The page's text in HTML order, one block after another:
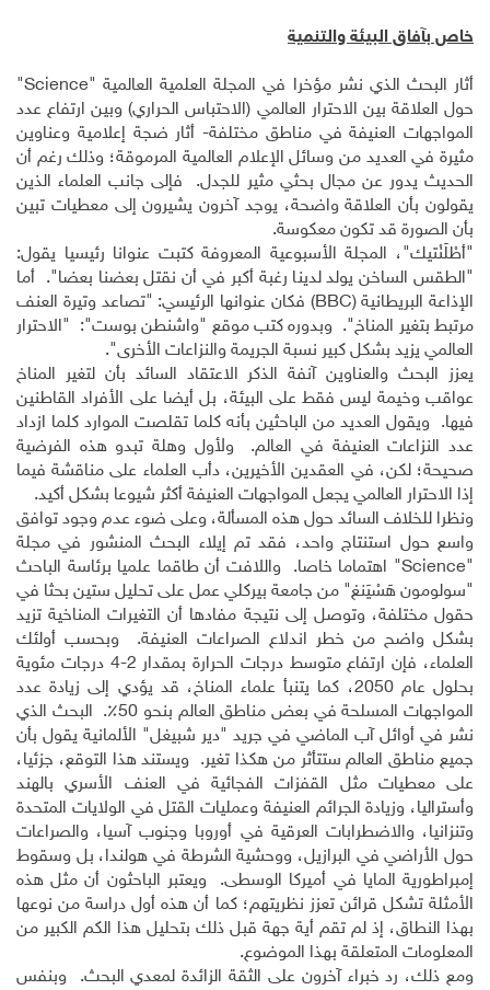
خاص بآفاق البيئة والتنمية
أثار البحث الذي نشر مؤخرا في المجلة العلمية العالمية "Science
"
حول العلاقة بين الاحترار العالمي (الاحتباس الحراري) وبين ارتفاع عدد
المواجهات العنيفة في مناطق مختلفة- أثار ضجة إعلامية وعناوين
مثيرة في العديد من وسائل الإعلام العالمية المرموقة؛ وذلك رغم أن
الحديث يدور عن مجال بحثي مثير للجدل. فإلى جانب العلماء الذين
يقولون بأن العلاقة واضحة، يوجد آخرون يشيرون إلى معطيات تبين
بأن الصورة قد تكون معكوسة.
"أَطْلَنْتيك"، المجلة الأسبوعية المعروفة كتبت عنوانا رئيسيا يقول:
"الطقس الساخن يولد لدينا رغبة أكبر في أن نقتل بعضنا بعضا". أما
الإذاعة البريطانية (BBC) فكان عنوانها الرئيسي: "تصاعد وتيرة العنف
مرتبط بتغير المناخ". وبدوره كتب موقع "واشنطن بوست": "الاحترار
العالمي يزيد بشكل كبير نسبة الجريمة والنزاعات الأخرى".
يعزز البحث والعناوين آنفة الذكر الاعتقاد السائد بأن لتغير المناخ
عواقب وخيمة ليس فقط على البيئة، بل أيضا على الأفراد القاطنين
فيها. ويقول العديد من الباحثين بأنه كلما تقلصت الموارد كلما ازداد
عدد النزاعات العنيفة في العالم. ولأول وهلة تبدو هذه الفرضية
صحيحة؛ لكن، في العقدين الأخيرين، دأب العلماء على مناقشة فيما
إذا الاحترار العالمي يجعل المواجهات العنيفة أكثر شيوعا بشكل أكيد.
ونظرا للخلاف السائد حول هذه المسألة، وعلى ضوء عدم وجود توافق
واسع حول استنتاج واحد، فقد تم إيلاء البحث المنشور في مجلة
"
Science" اهتماما خاصا. واللافت أن طاقما علميا برئاسة الباحث
"سولومون هَسْيَنغ" من جامعة بيركلي عمل على تحليل ستين بحثا في
حقول مختلفة، وتوصل إلى نتيجة مفادها أن التغيرات المناخية تزيد
بشكل واضح من خطر اندلاع الصراعات العنيفة. وبحسب أولئك
العلماء، فإن ارتفاع متوسط درجات الحرارة بمقدار 2-4 درجات مئوية
بحلول عام 2050، كما يتنبأ علماء المناخ، قد يؤدي إلى زيادة عدد
المواجهات المسلحة في بعض مناطق العالم بنحو 50٪. البحث الذي
نشر في أوائل آب الماضي في جريد "دير شبيغل" الألمانية يقول بأن
جميع مناطق العالم ستتأثر من هكذا تغير. ويستند هذا التوقع، جزئيا،
على معطيات مثل القفزات الفجائية في العنف الأسري بالهند
وأستراليا، وزيادة الجرائم العنيفة وعمليات القتل في الولايات المتحدة
وتنزانيا، والاضطرابات العرقية في أوروبا وجنوب آسيا، والصراعات
حول الأراضي في البرازيل، ووحشية الشرطة في هولندا، بل وسقوط
إمبراطورية المايا في أميركا الوسطى. ويعتبر الباحثون أن مثل هذه
الأمثلة تشكل قرائن تعزز نظريتهم؛ كما أن هذه أول دراسة من نوعها
بهذا النطاق، إذ لم تقم أية جهة قبل ذلك بتحليل هذا الكم الكبير من
المعلومات المتعلقة بهذا الموضوع.
ومع ذلك، رد خبراء آخرون على الثقة الزائدة لمعدي البحث. وبنفس